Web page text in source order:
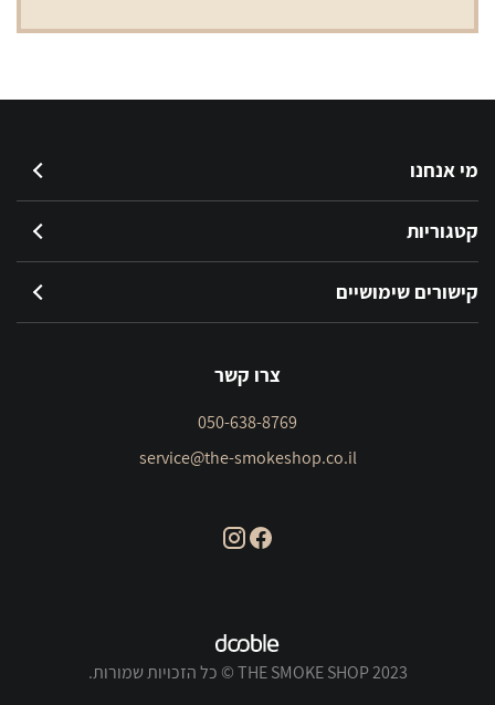
מי אנחנו
קטגוריות
קישורים שימושיים
צרו קשר
050-638-8769
service@the-smokeshop.co.il
THE SMOKE SHOP 2023 © כל הזכויות שמורות.